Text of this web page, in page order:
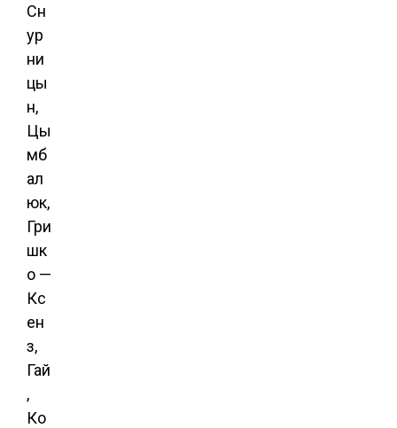
Сн
ур
ни
цы
н,
Цы
мб
ал
юк,
Гри
шк
о —
Кс
ен
з,
Гай
,
Ко